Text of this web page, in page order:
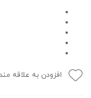
افزودن به علاقه